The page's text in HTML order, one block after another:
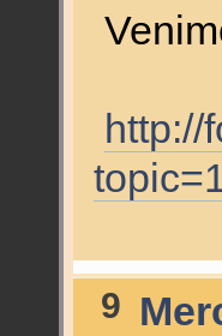
http://
9